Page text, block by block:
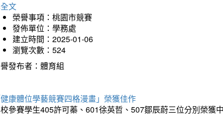
文
榮譽事項：桃園市競賽
發佈單位：學務處
建立時間：2025-01-06
瀏覽次數：524
發布者：體育組
康體位學藝競賽四格漫畫」榮獲佳作
參賽學生405許可蓁、601徐英哲、507鄒辰蔚三位分別榮獲